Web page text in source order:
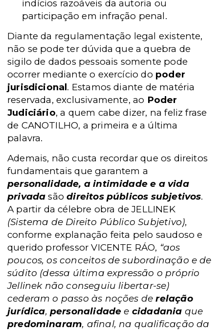
indícios razoáveis da autoria ou
participação em infração penal.
Diante da regulamentação legal existente,
não se pode ter dúvida que a quebra de
sigilo de dados pessoais somente pode
ocorrer mediante o exercício do poder
jurisdicional. Estamos diante de matéria
reservada, exclusivamente, ao Poder
Judiciário, a quem cabe dizer, na feliz frase
de CANOTILHO, a primeira e a última
palavra.
Ademais, não custa recordar que os direitos
fundamentais que garantem a
personalidade, a intimidade e a vida
privada sãodireitos públicos subjetivos.
A partir da célebre obra de JELLINEK
(Sistema de Direito Público Subjetivo),
conforme explanação feita pelo saudoso e
querido professor VICENTE RÁO, “aos
poucos, os conceitos de subordinação e de
súdito (dessa última expressão o próprio
Jellinek não conseguiu libertar-se)
cederam o passo às noções derelação
jurídica, personalidade e cidadania que
predominaram, afinal, na qualificação da